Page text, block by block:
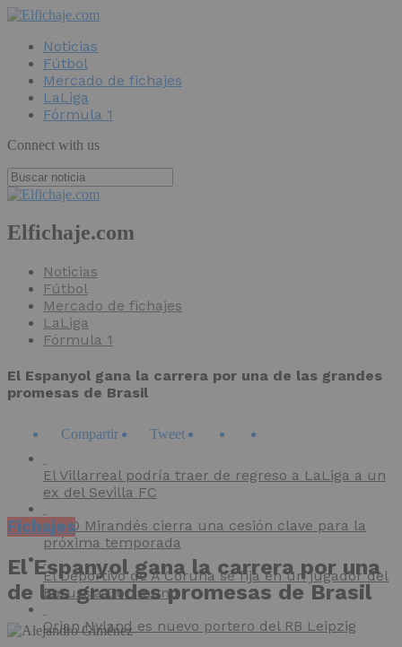
Noticias
Fútbol
Mercado de fichajes
LaLiga
Fórmula 1
Connect with us
Elfichaje.com
Noticias
Fútbol
Mercado de fichajes
LaLiga
Fórmula 1
El Espanyol gana la carrera por una de las grandes
promesas de Brasil
Compartir Tweet
El Villarreal podría traer de regreso a LaLiga a un
ex del Sevilla FC
El CD Mirandés cierra una cesión clave para la
próxima temporada
El Deportivo de A Coruña se fija en un jugador del
Borussia Dortmund
Orjan Nyland es nuevo portero del RB Leipzig
Fichajes
El Espanyol gana la carrera por una
de las grandes promesas de Brasil